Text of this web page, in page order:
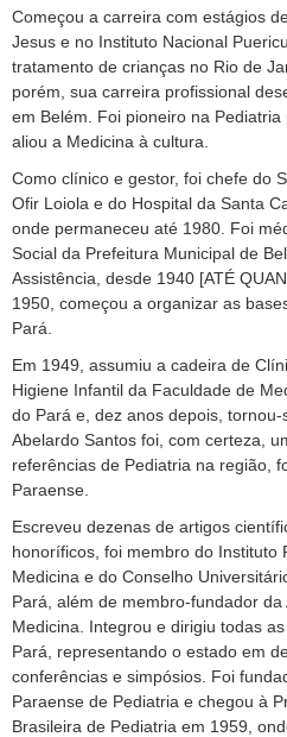
Começou a carreira com estágios
Jesus e no Instituto Nacional
tratamento de crianças no Rio de
porém, sua carreira profissional
em Belém. Foi pioneiro na Pediatria
aliou a Medicina à cultura.
Como clínico e gestor, foi chefe do
Ofir Loiola e do Hospital da Santa
onde permaneceu até 1980. Foi
Social da Prefeitura Municipal de
Assistência, desde 1940 [ATÉ
1950, começou a organizar as
Pará.
Em 1949, assumiu a cadeira de
Higiene Infantil da Faculdade de
do Pará e, dez anos depois, tornou-
Abelardo Santos foi, com certeza,
referências de Pediatria na região,
Paraense.
Escreveu dezenas de artigos
honoríficos, foi membro do Instituto
Medicina e do Conselho
Pará, além de membro-fundador
Medicina. Integrou e dirigiu todas
Pará, representando o estado em
conferências e simpósios. Foi
Paraense de Pediatria e chegou à
Brasileira de Pediatria em 1959,